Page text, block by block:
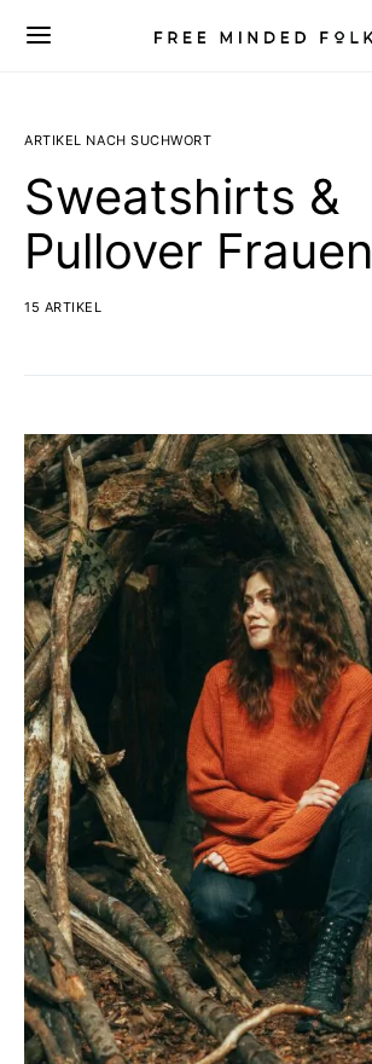
ARTIKEL NACH SUCHWORT
Sweatshirts &
Pullover Frauen
15 ARTIKEL